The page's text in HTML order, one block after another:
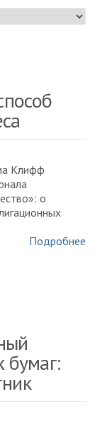
Клифф
о
Подробнее
бумаг: